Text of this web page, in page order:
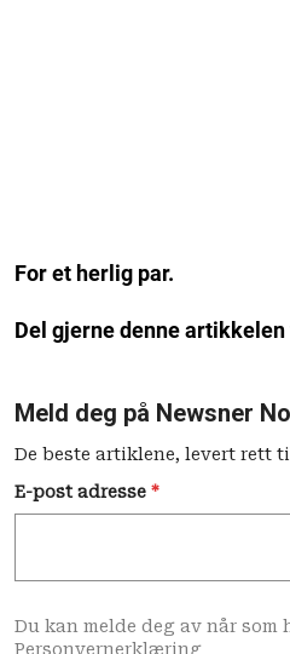
For et herlig par.
Del gjerne denne